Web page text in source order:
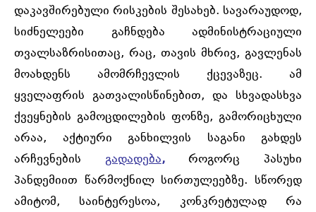
დაკავშირებული რისკების შესახებ. სავარაუდოდ,
სიძნელეები გაჩნდება ადმინისტრაციული
თვალსაზრისითაც, რაც, თავის მხრივ, გავლენას
მოახდენს ამომრჩევლის ქცევაზეც. ამ
ყველაფრის გათვალისწინებით, და სხვადასხვა
ქვეყნების გამოცდილების ფონზე, გამორიცხული
არაა, აქტიური განხილვის საგანი გახდეს
არჩევნების გადადება,
როგორც პასუხი
პანდემიით წარმოქნილ სირთულეებზე. სწორედ
ამიტომ, საინტერესოა, კონკრეტულად რა